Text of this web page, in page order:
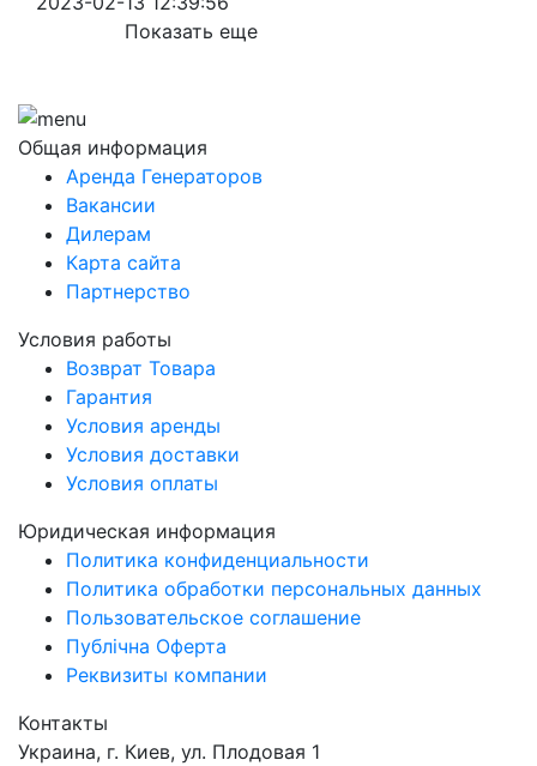
Показать еще
Общая информация
Аренда Генераторов
Вакансии
Дилерам
Карта сайта
Партнерство
Условия работы
Возврат Товара
Гарантия
Условия аренды
Условия доставки
Условия оплаты
Юридическая информация
Политика конфиденциальности
Политика обработки персональных данных
Пользовательское соглашение
Публічна Оферта
Реквизиты компании
Контакты
Украина, г. Киев, ул. Плодовая 1